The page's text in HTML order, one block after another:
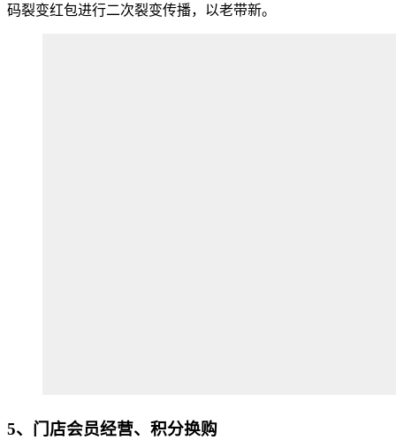
码裂变红包进行二次裂变传播，以老带新。
5、门店会员经营、积分换购